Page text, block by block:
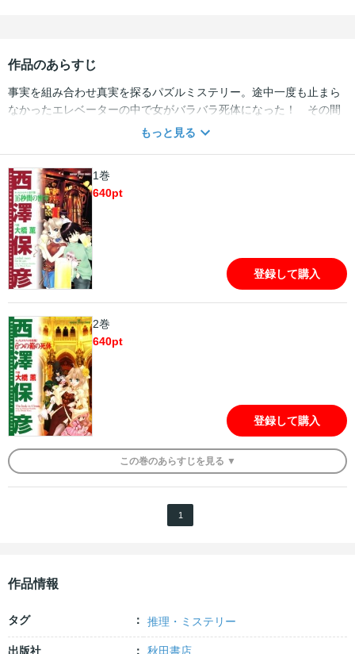
作品のあらすじ
事実を組み合わせ真実を探るパズルミステリー。途中一度も止まら
なかったエレベーターの中で女がバラバラ死体になった！ その間
わずか16秒。そのトリックとは…？ 表題作の他４編収録。
もっと見る
1巻
640pt
登録して購入
2巻
640pt
登録して購入
この巻のあらすじを 見る ▼
1
作品情報
タグ 推理・ミステリー
出版社 秋田書店